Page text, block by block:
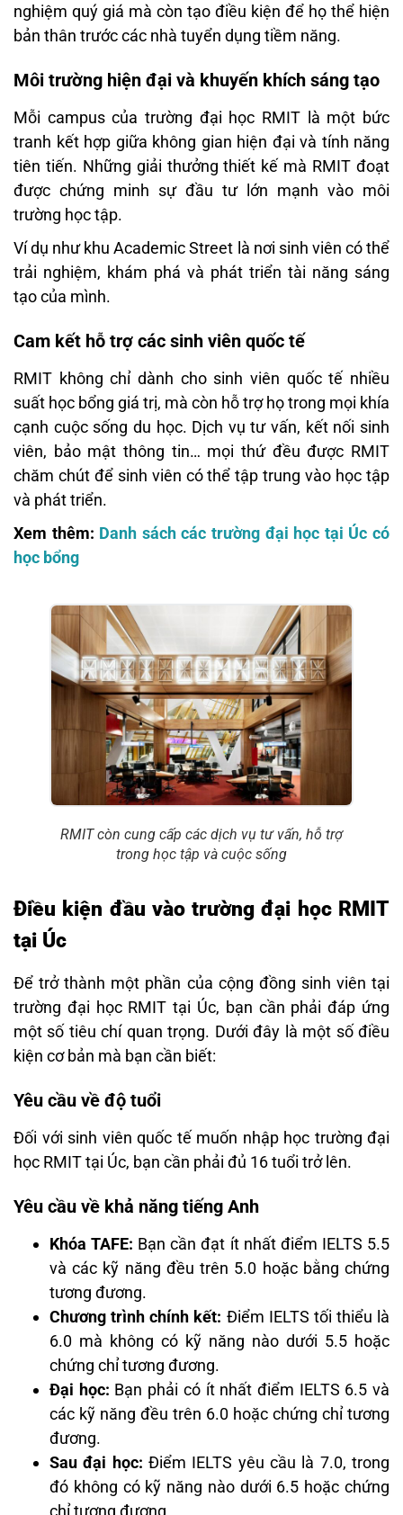
nghiệm quý giá mà còn tạo điều kiện để họ thể hiện
bản thân trước các nhà tuyển dụng tiềm năng.
Môi trường hiện đại và khuyến khích sáng tạo
Mỗi campus của trường đại học RMIT là một bức
tranh kết hợp giữa không gian hiện đại và tính năng
tiên tiến. Những giải thưởng thiết kế mà RMIT đoạt
được chứng minh sự đầu tư lớn mạnh vào môi
trường học tập.
Ví dụ như khu Academic Street là nơi sinh viên có thể
trải nghiệm, khám phá và phát triển tài năng sáng
tạo của mình.
Cam kết hỗ trợ các sinh viên quốc tế
RMIT không chỉ dành cho sinh viên quốc tế nhiều
suất học bổng giá trị, mà còn hỗ trợ họ trong mọi khía
cạnh cuộc sống du học. Dịch vụ tư vấn, kết nối sinh
viên, bảo mật thông tin… mọi thứ đều được RMIT
chăm chút để sinh viên có thể tập trung vào học tập
và phát triển.
Xem thêm: Danh sách các trường đại học tại Úc có
học bổng
RMIT còn cung cấp các dịch vụ tư vấn, hỗ trợ
trong học tập và cuộc sống
Điều kiện đầu vào trường đại học RMIT
tại Úc
Để trở thành một phần của cộng đồng sinh viên tại
trường đại học RMIT tại Úc, bạn cần phải đáp ứng
một số tiêu chí quan trọng. Dưới đây là một số điều
kiện cơ bản mà bạn cần biết:
Yêu cầu về độ tuổi
Đối với sinh viên quốc tế muốn nhập học trường đại
học RMIT tại Úc, bạn cần phải đủ 16 tuổi trở lên.
Yêu cầu về khả năng tiếng Anh
Khóa TAFE: Bạn cần đạt ít nhất điểm IELTS 5.5
và các kỹ năng đều trên 5.0 hoặc bằng chứng
tương đương.
Chương trình chính kết: Điểm IELTS tối thiểu là
6.0 mà không có kỹ năng nào dưới 5.5 hoặc
chứng chỉ tương đương.
Đại học: Bạn phải có ít nhất điểm IELTS 6.5 và
các kỹ năng đều trên 6.0 hoặc chứng chỉ tương
đương.
Sau đại học: Điểm IELTS yêu cầu là 7.0, trong
đó không có kỹ năng nào dưới 6.5 hoặc chứng
chỉ tương đương.